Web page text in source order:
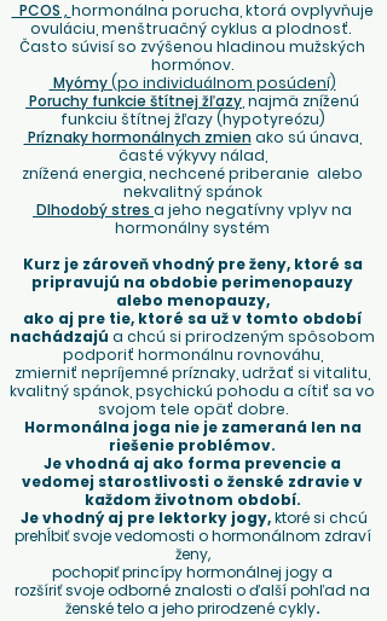
PCOS ,hormonálna porucha, ktorá ovplyvňuje
ovuláciu, menštruačný cyklus a plodnosť.
Často súvisí so zvýšenou hladinou mužských
hormónov.
Myómy(po individuálnom posúdení)
Poruchy funkcie štítnej žľazy , najmä zníženú
funkciu štítnej žľazy (hypotyreózu)
Príznaky hormonálnych zmien ako sú únava,
časté výkyvy nálad,
znížená energia, nechcené priberanie alebo
nekvalitný spánok
Dlhodobý stres a jeho negatívny vplyv na
hormonálny systém
Kurz je zároveň vhodný pre ženy, ktoré sa
pripravujú na obdobie perimenopauzy
alebo menopauzy,
ako aj pre tie, ktoré sa už v tomto období
nachádzajú a chcú si prirodzeným spôsobom
podporiť hormonálnu rovnováhu,
zmierniť nepríjemné príznaky, udržať si vitalitu,
kvalitný spánok, psychickú pohodu a cítiť sa vo
svojom tele opäť dobre.
Hormonálna joga nie je zameraná len na
riešenie problémov.
Je vhodná aj ako forma prevencie a
vedomej starostlivosti o ženské zdravie v
každom životnom období.
Je vhodný aj pre lektorky jogy,ktoré si chcú
prehĺbiť svoje vedomosti o hormonálnom zdraví
ženy,
pochopiť princípy hormonálnej jogya
rozšíriť svoje odborné znalosti o ďalší pohľad na
ženské telo a jeho prirodzené cykly.